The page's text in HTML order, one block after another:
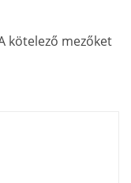
kötelező mezőket